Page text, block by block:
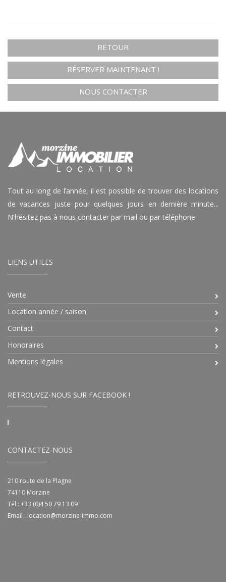
RETOUR
RÉSERVER MAINTENANT !
NOUS CONTACTER
Tout au long de l’année, il est possible de trouver des locations
de vacances juste pour quelques jours en dernière minute...
N'hésitez pas à nous contacter par mail ou par téléphone
LIENS UTILES
Vente
Location année / saison
Contact
Honoraires
Mentions légales
RETROUVEZ-NOUS SUR FACEBOOK !
CONTACTEZ-NOUS
210 route de la Plagne
74110 Morzine
Tél : +33 (0)4 50 79 13 09
Email : location@morzine-immo.com